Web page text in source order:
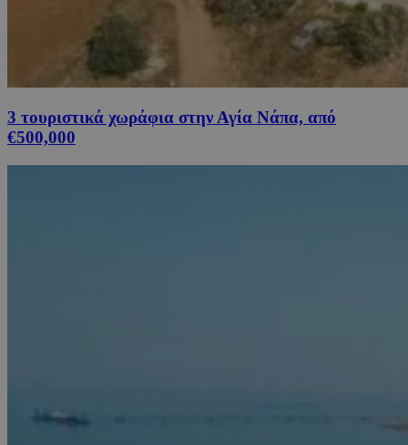
3 τουριστικά χωράφια στην Αγία Νάπα, από
€500,000